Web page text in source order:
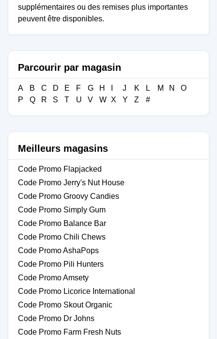
supplémentaires ou des remises plus importantes
peuvent être disponibles.
Parcourir par magasin
A B C D E F G H J K L M N
O
P
Q R S T U V W X Y Z #
Meilleurs magasins
Code Promo Flapjacked
Code Promo Jerry's Nut House
Code Promo Groovy Candies
Code Promo Simply Gum
Code Promo Balance Bar
Code Promo Chili Chews
Code Promo AshaPops
Code Promo Pili Hunters
Code Promo Amsety
Code Promo Licorice International
Code Promo Skout Organic
Code Promo Dr Johns
Code Promo Farm Fresh Nuts